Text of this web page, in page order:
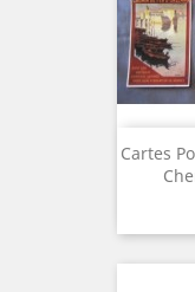
Cartes